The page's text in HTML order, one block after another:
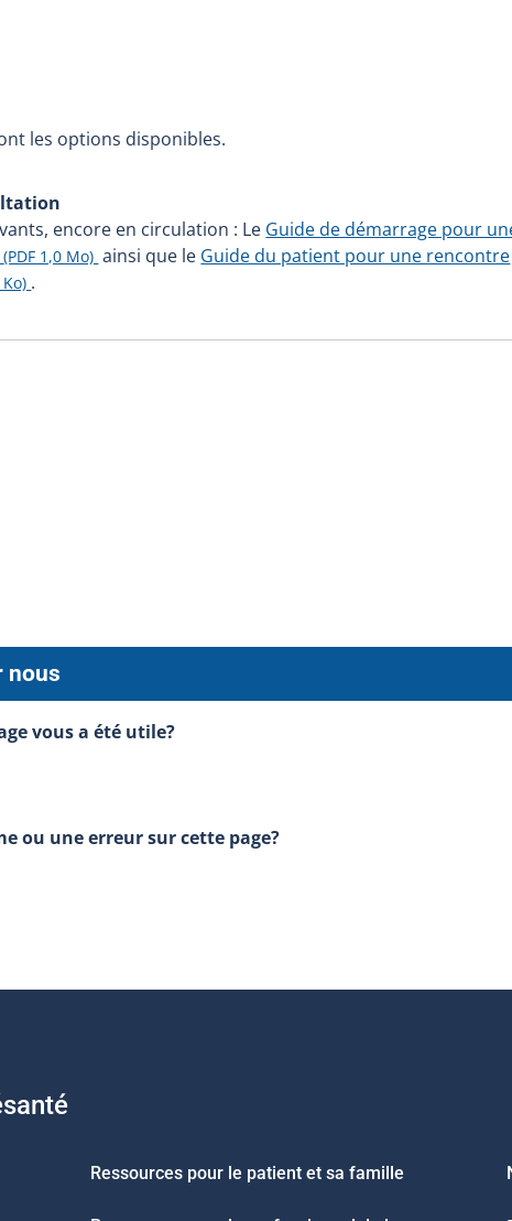
les options disponibles.
encore en circulation : Le Guide de démarrage pour
(PDF 1,0 Mo) ainsi que le Guide du patient pour une rencontre
.
nous
vous a été utile?
ou une erreur sur cette page?
Ressources pour le patient et sa famille